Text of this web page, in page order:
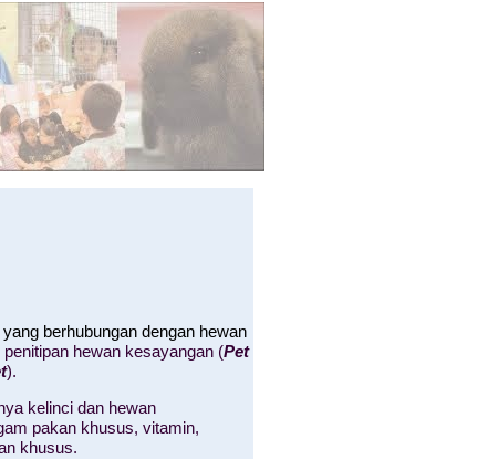
berhubungan dengan hewan
hewan kesayangan (Pet
).
kelinci dan hewan
pakan khusus, vitamin,
khusus.